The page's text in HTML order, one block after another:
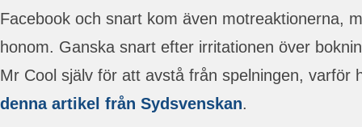
Facebook och snart kom även motreaktionerna,
honom. Ganska snart efter irritationen över
Mr Cool själv för att avstå från spelningen, varför
denna artikel från Sydsvenskan.